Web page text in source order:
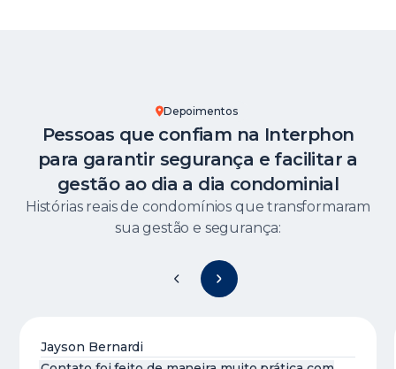
Depoimentos
Pessoas que confiam na Interphon
para garantir segurança e facilitar a
gestão ao dia a dia condominial
Histórias reais de condomínios que transformaram
sua gestão e segurança:
Jayson Bernardi